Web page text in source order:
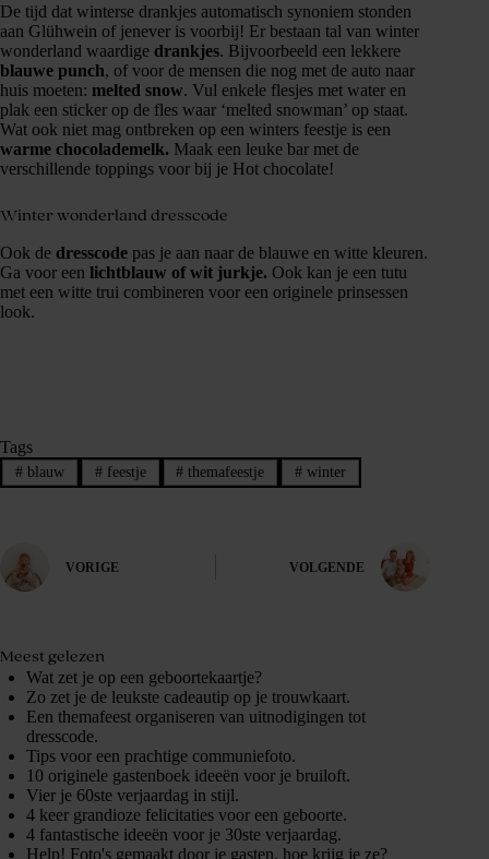
De tijd dat winterse drankjes automatisch synoniem stonden
aan Glühwein of jenever is voorbij! Er bestaan tal van winter
wonderland waardige drankjes. Bijvoorbeeld een lekkere
blauwe punch, of voor de mensen die nog met de auto naar
huis moeten: melted snow. Vul enkele flesjes met water en
plak een sticker op de fles waar ‘melted snowman’ op staat.
Wat ook niet mag ontbreken op een winters feestje is een
warme chocolademelk. Maak een leuke bar met de
verschillende toppings voor bij je Hot chocolate!
Winter wonderland dresscode
Ook de dresscode pas je aan naar de blauwe en witte kleuren.
Ga voor een lichtblauw of wit jurkje. Ook kan je een tutu
met een witte trui combineren voor een originele prinsessen
look.
Tags
#blauw #feestje # themafeestje # winter
VORIGE VOLGENDE
Meest gelezen
Wat zet je op een geboortekaartje?
Zo zet je de leukste cadeautip op je trouwkaart.
Een themafeest organiseren van uitnodigingen tot
dresscode.
Tips voor een prachtige communiefoto.
10 originele gastenboek ideeën voor je bruiloft.
Vier je 60ste verjaardag in stijl.
4 keer grandioze felicitaties voor een geboorte.
4 fantastische ideeën voor je 30ste verjaardag.
Help! Foto's gemaakt door je gasten, hoe krijg je ze?